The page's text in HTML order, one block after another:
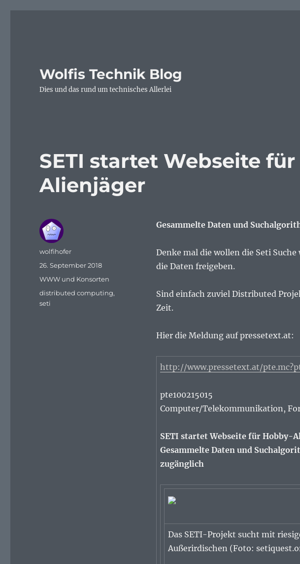
Wolfis Technik Blog
Dies und das rund um technisches Allerlei
SETI startet Webseite
Alienjäger
Gesammelte Daten und
Denke mal die wollen die Seti
die Daten freigeben.
Sind einfach zuviel Distributed
Zeit.
Hier die Meldung auf pressetext.at:
http://www.pressetext.at/
pte100215015
Computer/Telekommunikation,
SETI startet Webseite für Hobby-
Gesammelte Daten und
zugänglich
Das SETI-Projekt sucht mit
Außerirdischen (Foto:
Autor
wolfihofer
Veröffentlicht
26. September 2018
Kategorien
WWW und Konsorten
Schlagwörter
distributed computing,
seti